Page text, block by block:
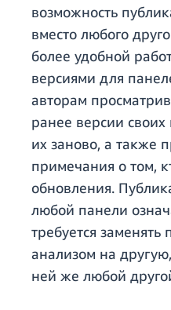
возможность
вместо любого
более удобной
версиями для
авторам
ранее версии
их заново, а также
примечания о том,
обновления.
любой панели
требуется
анализом на
ней же любой